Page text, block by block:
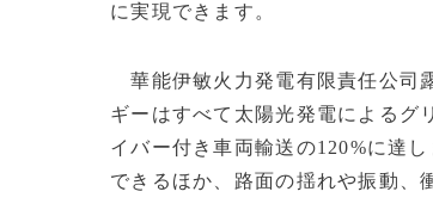
に実現できます。
華能伊敏火力発電有限責任公司
ギーはすべて太陽光発電によるグ
イバー付き車両輸送の120%に達
できるほか、路面の揺れや振動、